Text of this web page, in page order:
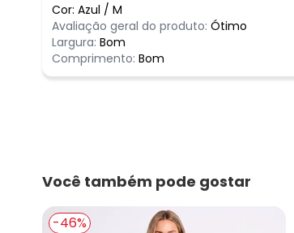
Cor: Azul / M
Avaliação geral do produto: Ótimo
Largura: Bom
Comprimento: Bom
Você também pode gostar
-46%